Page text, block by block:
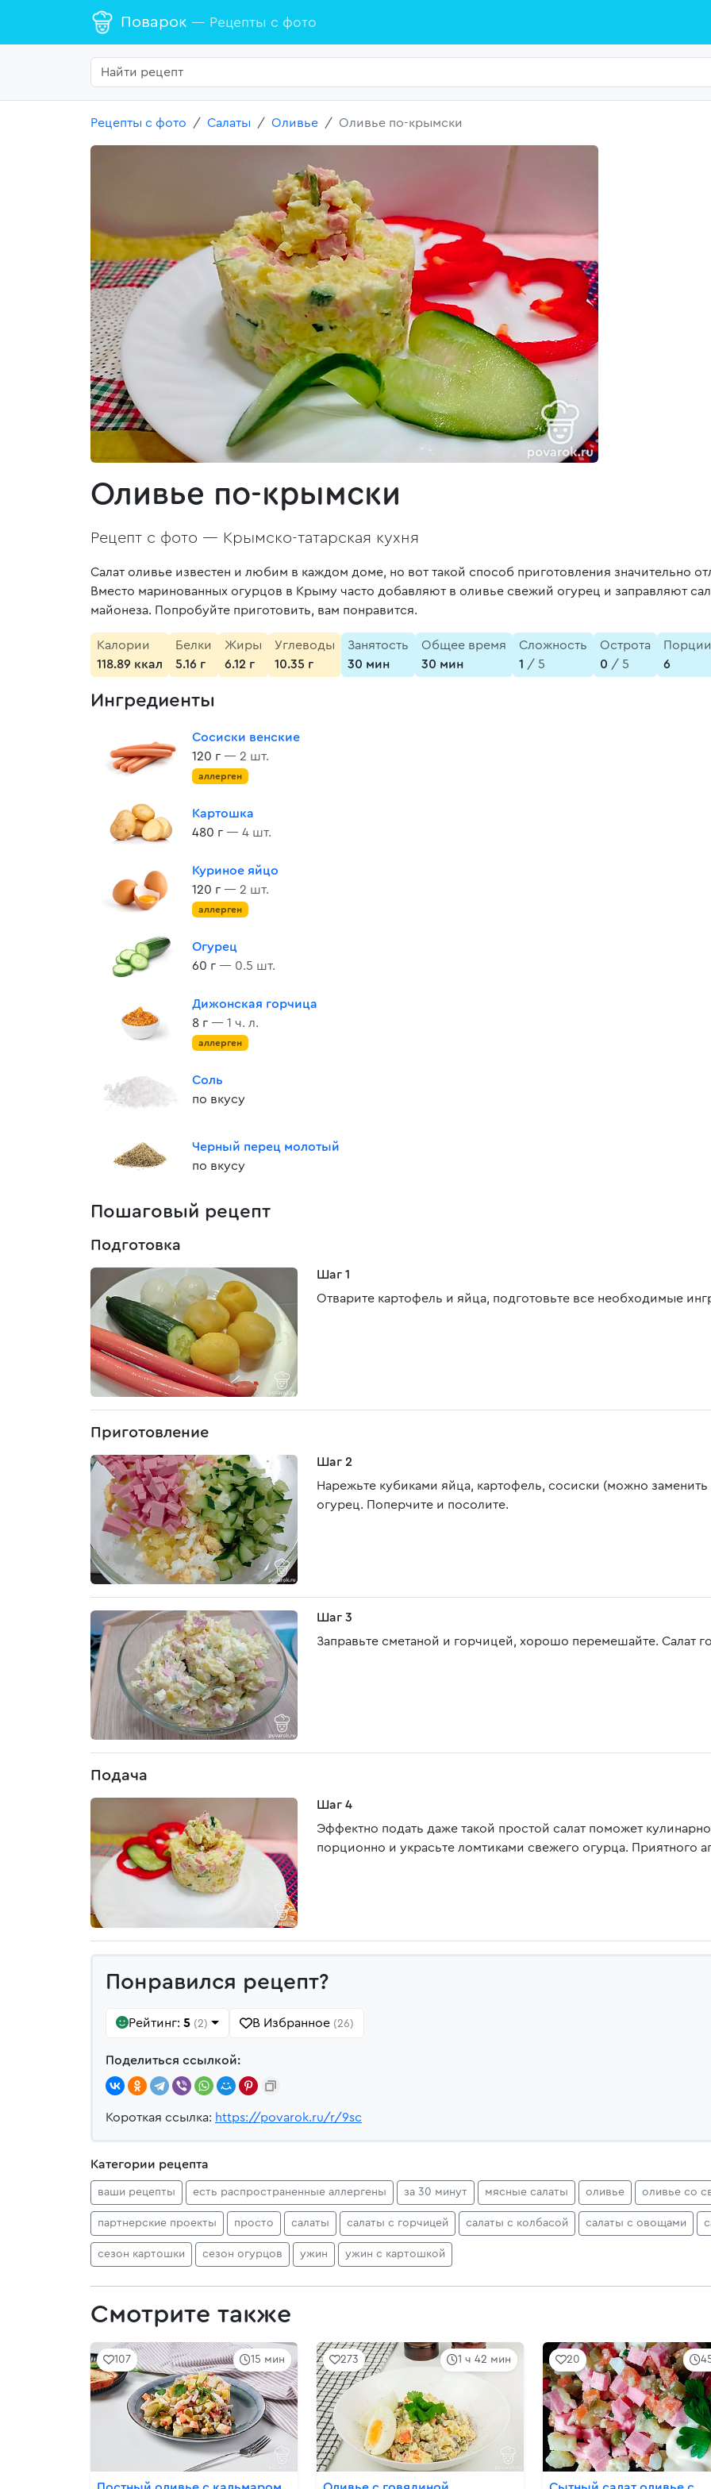
Поварок — Рецепты с фото
Рецепты с фото Салаты Оливье Оливье по-крымски
Оливье по-крымски
Рецепт с фото — Крымско-татарская кухня
Салат оливье известен и любим в каждом доме, но вот такой способ приготовления значительно
Вместо маринованных огурцов в Крыму часто добавляют в оливье свежий огурец и заправляют
майонеза. Попробуйте приготовить, вам понравится.
Калории
118.89 ккал
Белки
5.16 г
Жиры
6.12 г
Углеводы
10.35 г
Занятость
30 мин
Общее время
30 мин
Сложность
1 / 5
Острота
0 / 5
Порции
6
Ингредиенты
Сосиски венские
120 г — 2 шт.
аллерген
Картошка
480 г — 4 шт.
Куриное яйцо
120 г — 2 шт.
аллерген
Огурец
60 г — 0.5 шт.
Дижонская горчица
8 г — 1 ч. л.
аллерген
Соль
по вкусу
Черный перец молотый
по вкусу
Пошаговый рецепт
Подготовка
Шаг 1
Отварите картофель и яйца, подготовьте все необходимые
Приготовление
Шаг 2
Нарежьте кубиками яйца, картофель, сосиски (можно
огурец. Поперчите и посолите.
Шаг 3
Заправьте сметаной и горчицей, хорошо перемешайте. Салат
Подача
Шаг 4
Эффектно подать даже такой простой салат поможет
порционно и украсьте ломтиками свежего огурца. Приятного
Понравился рецепт?
Рейтинг: 5 (2) В Избранное (26)
Поделиться ссылкой:
Короткая ссылка: https://povarok.ru/r/9sc
Категории рецепта
ваши рецепты есть распространенные аллергены за 30 минут мясные салаты оливье оливье со
партнерские проекты просто салаты салаты с горчицей салаты с колбасой салаты с овощами
сезон картошки сезон огурцов ужин ужин с картошкой
Смотрите также
15 мин
107 1 ч 42 мин
273 20